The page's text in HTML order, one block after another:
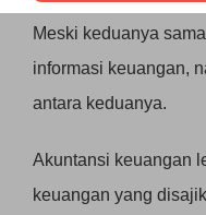
Meski keduanya
informasi keuangan,
antara keduanya.
Akuntansi keuangan
keuangan yang